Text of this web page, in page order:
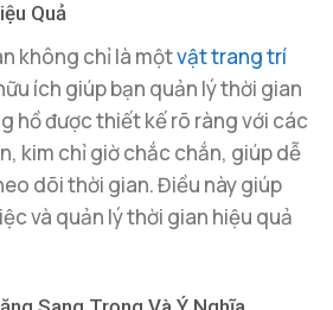
Quả
không chỉ là mộtvật trang trí
ích giúp bạn quản lý thời gian
hồ được thiết kế rõ ràng với các
kim chỉ giờ chắc chắn, giúp dễ
dõi thời gian. Điều này giúp
và quản lý thời gian hiệu quả